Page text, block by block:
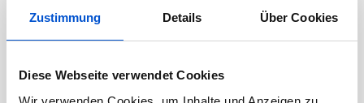
Zustimmung Details Über Cookies
Diese Webseite verwendet Cookies
November 2020